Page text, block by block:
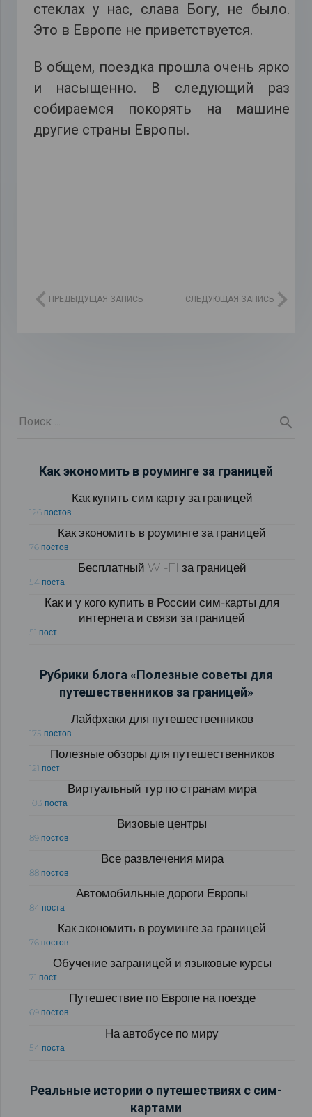
стеклах у нас, слава Богу, не было.
Это в Европе не приветствуется.
В общем, поездка прошла очень ярко
и насыщенно. В следующий раз
собираемся покорять на машине
другие страны Европы.
ПРЕДЫДУЩАЯ ЗАПИСЬ СЛЕДУЮЩАЯ ЗАПИСЬ
Как экономить в роуминге за границей
Как купить сим карту за границей
126 постов
Как экономить в роуминге за границей
76 постов
Бесплатный WI-FI за границей
54 поста
Как и у кого купить в России сим-карты для
интернета и связи за границей
51 пост
Рубрики блога «Полезные советы для
путешественников за границей»
Лайфхаки для путешественников
175 постов
Полезные обзоры для путешественников
121 пост
Виртуальный тур по странам мира
103 поста
Визовые центры
89 постов
Все развлечения мира
88 постов
Автомобильные дороги Европы
84 поста
Как экономить в роуминге за границей
76 постов
Обучение заграницей и языковые курсы
71 пост
Путешествие по Европе на поезде
69 постов
На автобусе по миру
54 поста
Реальные истории о путешествиях с сим-
картами